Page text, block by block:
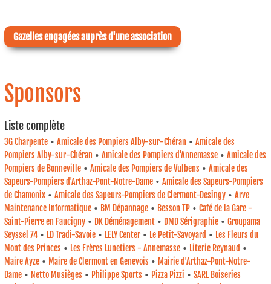
Gazelles engagées auprès d'une association
Sponsors
Liste complète
3G Charpente • Amicale des Pompiers Alby-sur-Chéran • Amicale des
Pompiers Alby-sur-Chéran • Amicale des Pompiers d'Annemasse • Amicale des
Pompiers de Bonneville • Amicale des Pompiers de Vulbens • Amicale des
Sapeurs-Pompiers d'Arthaz-Pont-Notre-Dame • Amicale des Sapeurs-Pompiers
de Chamonix • Amicale des Sapeurs-Pompiers de Clermont-Desingy • Arve
Maintenance Informatique • BM Dépannage • Besson TP • Café de la Gare -
Saint-Pierre en Faucigny • DK Déménagement • DMD Sérigraphie • Groupama
Seyssel 74• LD Tradi-Savoie • LELY Center• Le Petit-Savoyard • Les Fleurs du
Mont des Princes • Les Frères Lunetiers - Annemasse • Literie Reynaud •
Maire Ayze • Maire de Clermont en Genevois • Mairie d'Arthaz-Pont-Notre-
Dame • Netto Musièges • Philippe Sports • Pizza Pizzi • SARL Boiseries